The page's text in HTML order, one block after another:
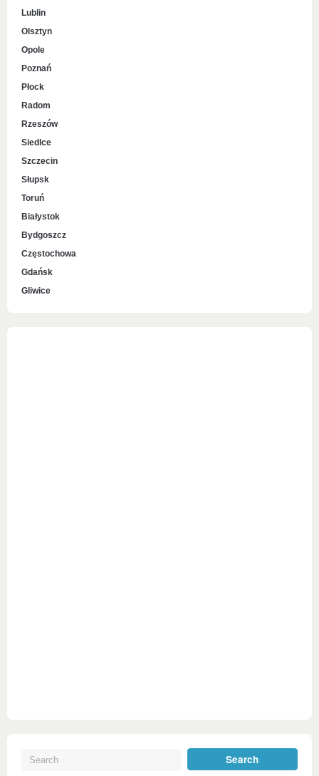
Lublin
Olsztyn
Opole
Poznań
Płock
Radom
Rzeszów
Siedlce
Szczecin
Słupsk
Toruń
Białystok
Bydgoszcz
Częstochowa
Gdańsk
Gliwice